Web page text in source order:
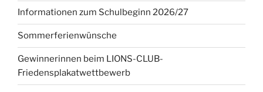
Informationen zum Schulbeginn 2026/27
Sommerferienwünsche
Gewinnerinnen beim LIONS-CLUB-
Friedensplakatwettbewerb